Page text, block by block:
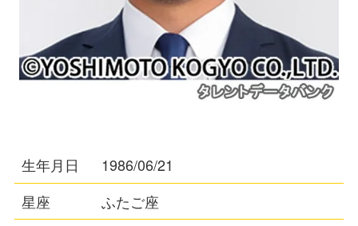
生年月日
1986/06/21
星座
ふたご座